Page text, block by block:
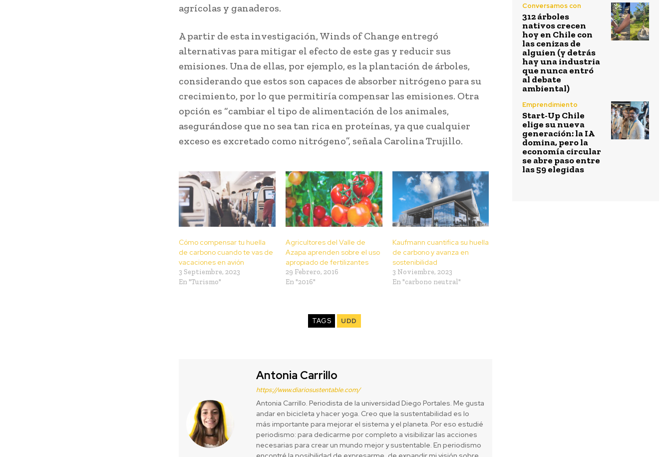
agrícolas y ganaderos.
A partir de esta investigación, Winds of Change entregó
alternativas para mitigar el efecto de este gas y reducir sus
emisiones. Una de ellas, por ejemplo, es la plantación de árboles,
considerando que estos son capaces de absorber nitrógeno para su
crecimiento, por lo que permitiría compensar las emisiones. Otra
opción es “cambiar el tipo de alimentación de los animales,
asegurándose que no sea tan rica en proteínas, ya que cualquier
exceso es excretado como nitrógeno”, señala Carolina Trujillo.
Cómo compensar tu huella
de carbono cuando te vas de
vacaciones en avión
3 Septiembre, 2023
En "Turismo"
Agricultores del Valle de
Azapa aprenden sobre el uso
apropiado de fertilizantes
29 Febrero, 2016
En "2016"
Kaufmann cuantifica su huella
de carbono y avanza en
sostenibilidad
3 Noviembre, 2023
En "carbono neutral"
TAGS UDD
Antonia Carrillo
https://www.diariosustentable.com/
Antonia Carrillo. Periodista de la universidad Diego Portales. Me gusta
andar en bicicleta y hacer yoga. Creo que la sustentabilidad es lo
más importante para mejorar el sistema y el planeta. Por eso estudié
periodismo: para dedicarme por completo a visibilizar las acciones
necesarias para crear un mundo mejor y sustentable. En periodismo
Conversamos con
312 árboles
nativos crecen
hoy en Chile con
las cenizas de
alguien (y detrás
hay una industria
que nunca entró
al debate
ambiental)
Emprendimiento
Start-Up Chile
elige su nueva
generación: la IA
domina, pero la
economía circular
se abre paso entre
las 59 elegidas